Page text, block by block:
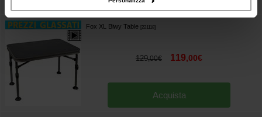
Fox XL Biwy Table 221118
129,00€ 119,00€
Acquista